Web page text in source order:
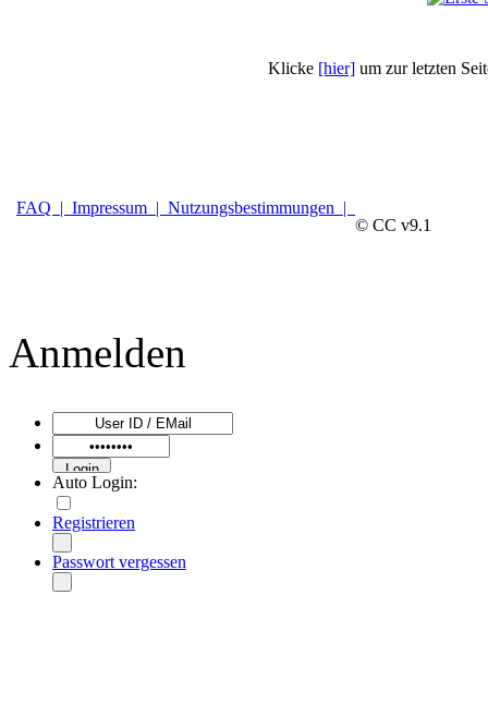
Klicke [hier] um zur letzten
FAQ | Impressum | Nutzungsbestimmungen |
© CC v9.1
Anmelden
Auto Login:
Registrieren
Passwort vergessen